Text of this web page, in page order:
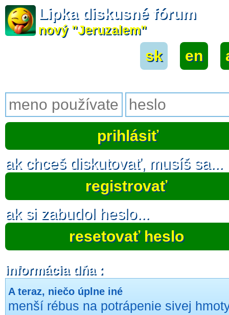
Lipka diskusné fórum
nový "Jeruzalem"
sk en
ak chceš diskutovať, musíš sa...
registrovať
ak si zabudol heslo...
resetovať heslo
informácia dňa :
A teraz, niečo úplne iné
menší rébus na potrápenie sivej